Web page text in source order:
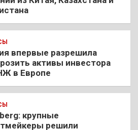
впервые разрешила
активы инвестора
в Европе
крупные
решили